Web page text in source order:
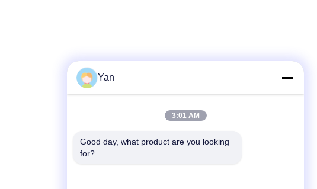
টেলিফোন:
Yan
3:01 AM
Good day, what product are you looking
for?